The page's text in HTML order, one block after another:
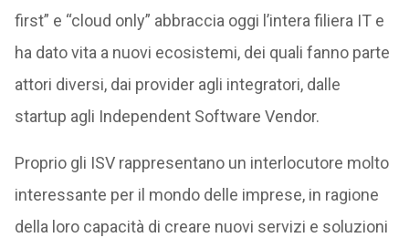
first” e “cloud only” abbraccia oggi l’intera filiera IT e
ha dato vita a nuovi ecosistemi, dei quali fanno parte
attori diversi, dai provider agli integratori, dalle
startup agli Independent Software Vendor.
Proprio gli ISV rappresentano un interlocutore molto
interessante per il mondo delle imprese, in ragione
della loro capacità di creare nuovi servizi e soluzioni